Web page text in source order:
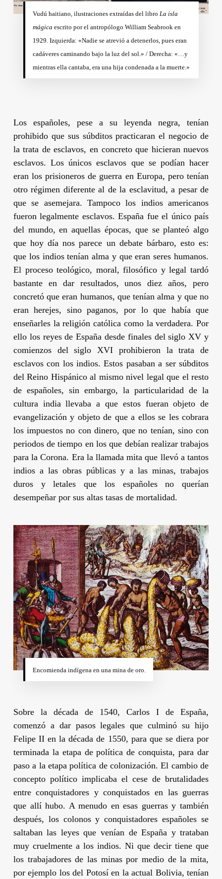
Vudú haitiano, ilustraciones extraídas del libro La isla
mágica escrito por el antropólogo William Seabrook en
1929. Izquierda: «Nadie se atrevió a detenerlos, pues eran
cadáveres caminando bajo la luz del sol.» / Derecha: «…y
mientras ella cantaba, era una hija condenada a la muerte.»
Los españoles, pese a su leyenda negra, tenían
prohibido que sus súbditos practicaran el negocio de
la trata de esclavos, en concreto que hicieran nuevos
esclavos. Los únicos esclavos que se podían hacer
eran los prisioneros de guerra en Europa, pero tenían
otro régimen diferente al de la esclavitud, a pesar de
que se asemejara. Tampoco los indios americanos
fueron legalmente esclavos. España fue el único país
del mundo, en aquellas épocas, que se planteó algo
que hoy día nos parece un debate bárbaro, esto es:
que los indios tenían alma y que eran seres humanos.
El proceso teológico, moral, filosófico y legal tardó
bastante en dar resultados, unos diez años, pero
concretó que eran humanos, que tenían alma y que no
eran herejes, sino paganos, por lo que había que
enseñarles la religión católica como la verdadera. Por
ello los reyes de España desde finales del siglo XV y
comienzos del siglo XVI prohibieron la trata de
esclavos con los indios. Estos pasaban a ser súbditos
del Reino Hispánico al mismo nivel legal que el resto
de españoles, sin embargo, la particularidad de la
cultura india llevaba a que estos fueran objeto de
evangelización y objeto de que a ellos se les cobrara
los impuestos no con dinero, que no tenían, sino con
periodos de tiempo en los que debían realizar trabajos
para la Corona. Era la llamada mita que llevó a tantos
indios a las obras públicas y a las minas, trabajos
duros y letales que los españoles no querían
desempeñar por sus altas tasas de mortalidad.
Encomienda indígena en una mina de oro.
Sobre la década de 1540,Carlos I de España,
comenzó a dar pasos legales que culminó su hijo
Felipe II en la década de 1550, para que se diera por
terminada la etapa de política de conquista, para dar
paso a la etapa política de colonización. El cambio de
concepto político implicaba el cese de brutalidades
entre conquistadores y conquistados en las guerras
que allí hubo. A menudo en esas guerras y también
después, los colonos y conquistadores españoles se
saltaban las leyes que venían de España y trataban
muy cruelmente a los indios. Ni que decir tiene que
los trabajadores de las minas por medio de la mita,
por ejemplo los del Potosí en la actual Bolivia, tenían